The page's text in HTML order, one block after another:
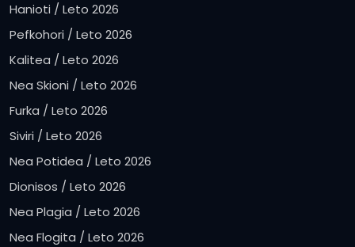
Hanioti / Leto 2026
Pefkohori / Leto 2026
Kalitea / Leto 2026
Nea Skioni / Leto 2026
Furka / Leto 2026
Siviri / Leto 2026
Nea Potidea / Leto 2026
Dionisos / Leto 2026
Nea Plagia / Leto 2026
Nea Flogita / Leto 2026